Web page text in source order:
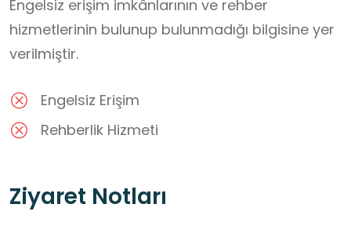
Engelsiz erişim imkânlarının ve rehber
hizmetlerinin bulunup bulunmadığı bilgisine yer
verilmiştir.
Engelsiz Erişim
Rehberlik Hizmeti
Ziyaret Notları